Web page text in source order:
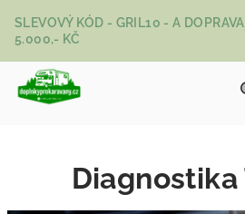
SLEVOVÝ KÓD - GRIL10 - A
5.000,- KČ
Diagnostika